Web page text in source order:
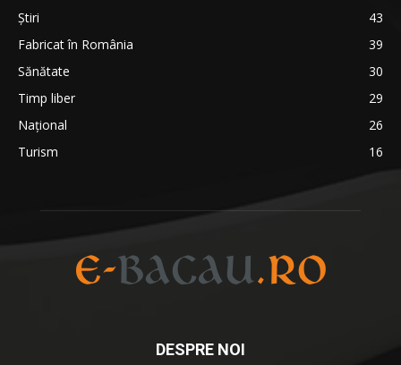
Ştiri
43
Fabricat în România
39
Sănătate
30
Timp liber
29
Național
26
Turism
16
DESPRE NOI